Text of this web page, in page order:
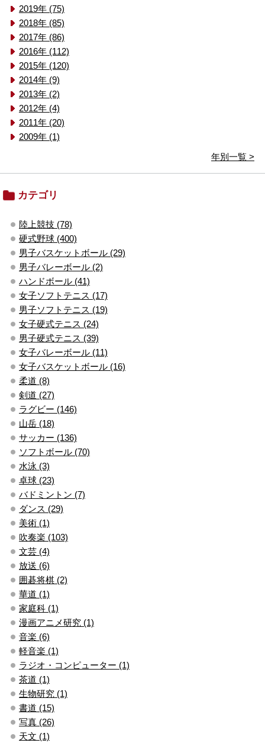
2019年 (75)
2018年 (85)
2017年 (86)
2016年 (112)
2015年 (120)
2014年 (9)
2013年 (2)
2012年 (4)
2011年 (20)
2009年 (1)
年別一覧 >
カテゴリ
陸上競技 (78)
硬式野球 (400)
男子バスケットボール (29)
男子バレーボール (2)
ハンドボール (41)
女子ソフトテニス (17)
男子ソフトテニス (19)
女子硬式テニス (24)
男子硬式テニス (39)
女子バレーボール (11)
女子バスケットボール (16)
柔道 (8)
剣道 (27)
ラグビー (146)
山岳 (18)
サッカー (136)
ソフトボール (70)
水泳 (3)
卓球 (23)
バドミントン (7)
ダンス (29)
美術 (1)
吹奏楽 (103)
文芸 (4)
放送 (6)
囲碁将棋 (2)
華道 (1)
家庭科 (1)
漫画アニメ研究 (1)
音楽 (6)
軽音楽 (1)
ラジオ・コンピューター (1)
茶道 (1)
生物研究 (1)
書道 (15)
写真 (26)
天文 (1)